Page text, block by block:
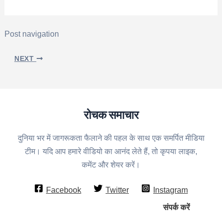
Post navigation
NEXT
रोचक समाचार
दुनिया भर में जागरूकता फैलाने की पहल के साथ एक समर्पित मीडिया
टीम। यदि आप हमारे वीडियो का आनंद लेते हैं, तो कृपया लाइक,
कमेंट और शेयर करें।
Facebook Twitter
Instagram
संपर्क करें